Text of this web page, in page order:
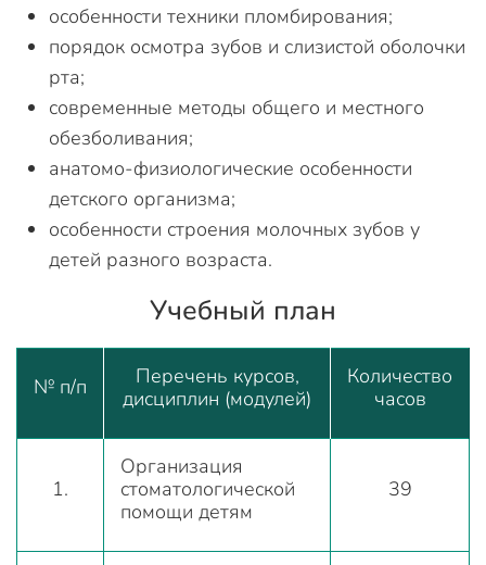
особенности техники пломбирования;
порядок осмотра зубов и слизистой оболочки
рта;
современные методы общего и местного
обезболивания;
анатомо-физиологические особенности
детского организма;
особенности строения молочных зубов у
детей разного возраста.
Учебный план
№ п/п
Перечень курсов,
дисциплин (модулей)
Количество
часов
1.
Организация
стоматологической
помощи детям
39